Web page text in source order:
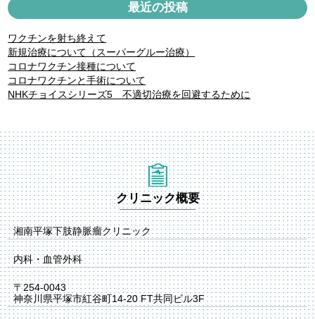
最近の投稿
ワクチンを射ち終えて
新規治療について（スーパーグルー治療）
コロナワクチン接種について
コロナワクチンと手術について
NHKチョイスシリーズ5 不適切治療を回避するために
クリニック概要
湘南平塚下肢静脈瘤クリニック
内科・血管外科
〒254-0043
神奈川県平塚市紅谷町14-20 FT共同ビル3F